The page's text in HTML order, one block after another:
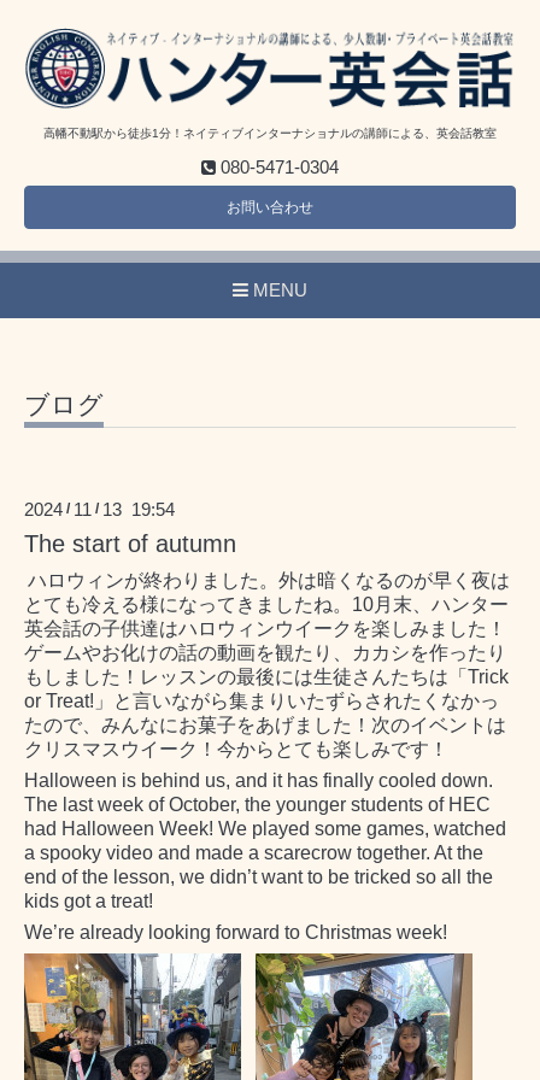
高幡不動駅から徒歩1分！ネイティブインターナショナルの講師による、英会話教室
080-5471-0304
お問い合わせ
MENU
ブログ
2024 / 11 / 13 19:54
The start of autumn
ハロウィンが終わりました。外は暗くなるのが早く夜は
とても冷える様になってきましたね。 10月末、ハンター
英会話の子供達はハロウィンウイークを楽しみました！
ゲームやお化けの話の動画を観たり、カカシを作ったり
もしました！レッスンの最後には生徒さんたちは「 Trick
or Treat! 」と言いながら集まりいたずらされたくなかっ
たので、みんなにお菓子をあげました！ 次のイベントは
クリスマスウイーク！今からとても楽しみです！
Halloween is behind us, and it has finally cooled down.
The last week of October, the younger students of HEC
had Halloween Week! We played some games, watched
a spooky video and made a scarecrow together. At the
end of the lesson, we didn’t want to be tricked so all the
kids got a treat!
We’re already looking forward to Christmas week!